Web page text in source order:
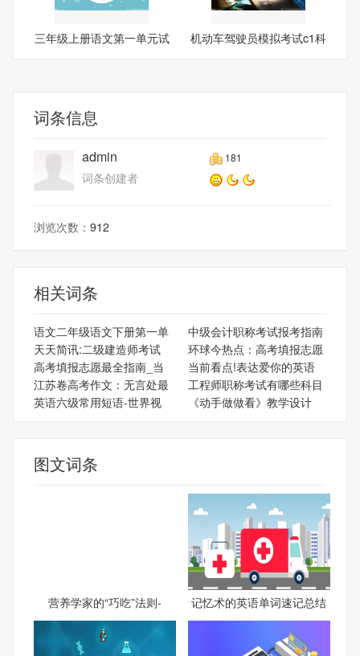
三年级上册语文第一单元试
机动车驾驶员模拟考试c1科
词条信息
admin 181
词条创建者
浏览次数： 912
相关词条
语文二年级语文下册第一单
中级会计职称考试报考指南
天天简讯:二级建造师考试
环球今热点：高考填报志愿
高考填报志愿最全指南_当
当前看点!表达爱你的英语
江苏卷高考作文：无言处最
工程师职称考试有哪些科目
英语六级常用短语-世界视
《动手做做看》教学设计
图文词条
营养学家的“巧吃”法则- 记忆术的英语单词速记总结